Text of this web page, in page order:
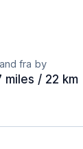
fra by
miles / 22 km